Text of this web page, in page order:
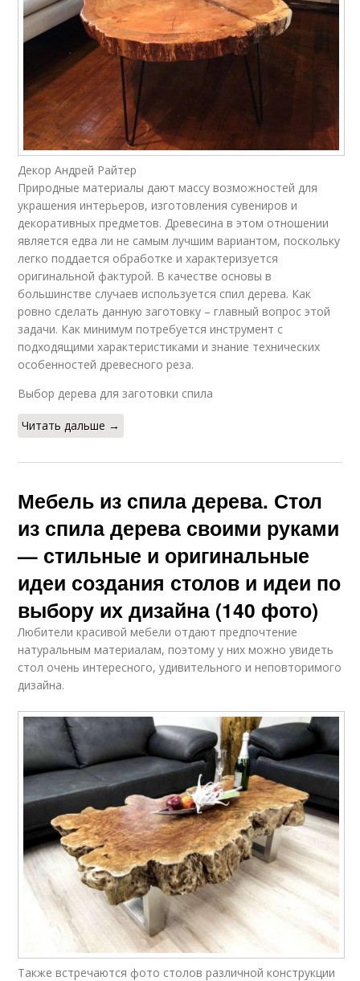
Декор Андрей Райтер
Природные материалы дают массу возможностей для
украшения интерьеров, изготовления сувениров и
декоративных предметов. Древесина в этом отношении
является едва ли не самым лучшим вариантом, поскольку
легко поддается обработке и характеризуется
оригинальной фактурой. В качестве основы в
большинстве случаев используется спил дерева. Как
ровно сделать данную заготовку – главный вопрос этой
задачи. Как минимум потребуется инструмент с
подходящими характеристиками и знание технических
особенностей древесного реза.
Выбор дерева для заготовки спила
Читать дальше →
Мебель из спила дерева. Стол
из спила дерева своими руками
— стильные и оригинальные
идеи создания столов и идеи по
выбору их дизайна (140 фото)
Любители красивой мебели отдают предпочтение
натуральным материалам, поэтому у них можно увидеть
стол очень интересного, удивительного и неповторимого
дизайна.
Также встречаются фото столов различной конструкции